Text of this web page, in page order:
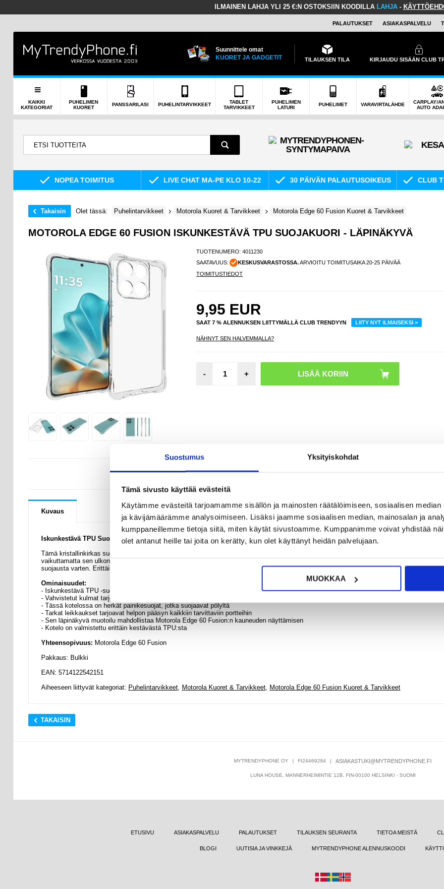
Suostumus Yksityiskohdat
Tämä sivusto käyttää evästeitä
Käytämme evästeitä tarjoamamme sisällön ja mainosten räätälöimiseen, sosiaalisen
ja kävijämäärämme analysoimiseen. Lisäksi jaamme sosiaalisen median, mainosalan ja
kumppaneillemme tietoja siitä, miten käytät sivustoamme. Kumppanimme voivat yhdistää
olet antanut heille tai joita on kerätty, kun olet käyttänyt heidän palvelujaan.
MUOKKAA
ILMAINEN LAHJA YLI 25 €:N OSTOKSIIN KOODILLA LAHJA-
PALAUTUKSET ASIAKASPALVELU
Suunnittele omat
KUORET JA GADGETIT
TILAUKSEN TILA KIRJAUDU SISÄÄN CLUB
KAIKKI
KATEGORIAT
PUHELIMEN
KUORET
PANSSARILASI PUHELINTARVIKKEET
TABLET
TARVIKKEET
PUHELIMEN
LATURI
PUHELIMET VARAVIRTALÄHDE
CARPLAY/
AUTO
NOPEA TOIMITUS LIVE CHAT MA-PE KLO 10-22 30 PÄIVÄN PALAUTUSOIKEUS CLUB
Takaisin Olet tässä: Puhelintarvikkeet Motorola Kuoret & Tarvikkeet Motorola Edge 60 Fusion Kuoret & Tarvikkeet
MOTOROLA EDGE 60 FUSION ISKUNKESTÄVÄ TPU SUOJAKUORI - LÄPINÄKYVÄ
TUOTENUMERO:4011230
SAATAVUUS:
KESKUSVARASTOSSA.ARVIOITU TOIMITUSAIKA 20-25 PÄIVÄÄ
TOIMITUSTIEDOT
9,95 EUR
SAAT 7 % ALENNUKSEN LIITTYMÄLLÄ CLUB TRENDYYN LIITY NYT ILMAISEKSI >
NÄHNYT SEN HALVEMMALLA?
- +
KYSYMYKSIÄ? KYSY POIS
Kuvaus
Iskunkestävä TPU Suojakuori - Motorola Edge 60 Fusion
Tämä kristallinkirkas suojakuori on paras tapa suojata sinun kallisarvoinen Motorola Edge 60 Fusion miltä tahansa päivittäiseltä vahingolta
vaikuttamatta sen ulkonäköön. Se on valmistettu erittäin kestävästä TPU:sta silikonin taipuisuudella ja vahvistetuilla kulmilla tehokkaampaa
suojausta varten. Erittäin kevyt, yksinkertainen muotoilu, joka sopii sinun Motorola Edge 60 Fusion:lle täydellisesti.
Ominaisuudet:
- Iskunkestävä TPU -suojakuori Motorola Edge 60 Fusion:lle
- Vahvistetut kulmat tarjoavat ihanteellisen suojan iskuilta ja tippumisilta Motorola Edge 60 Fusion:lle
- Tässä kotelossa on herkät painikesuojat, jotka suojaavat pölyltä
- Tarkat leikkaukset tarjoavat helpon pääsyn kaikkiin tarvittaviin portteihin
- Sen läpinäkyvä muotoilu mahdollistaa Motorola Edge 60 Fusion:n kauneuden näyttämisen
- Kotelo on valmistettu erittäin kestävästä TPU:sta
Yhteensopivuus: Motorola Edge 60 Fusion
Pakkaus: Bulkki
EAN: 5714122542151
Aiheeseen liittyvät kategoriat: Puhelintarvikkeet, Motorola Kuoret & Tarvikkeet, Motorola Edge 60 Fusion Kuoret & Tarvikkeet
TAKAISIN
TPU-
6,95
MYTRENDYPHONE OY | FI24469284 | ASIAKASTUKI@MYTRENDYPHONE.FI
LUNA HOUSE, MANNERHEIMINTIE 12B, FIN-00100 HELSINKI - SUOMI
ETUSIVU ASIAKASPALVELU PALAUTUKSET TILAUKSEN SEURANTA TIETOA MEISTÄ
BLOGI UUTISIA JA VINKKEJÄ MYTRENDYPHONE ALENNUSKOODI